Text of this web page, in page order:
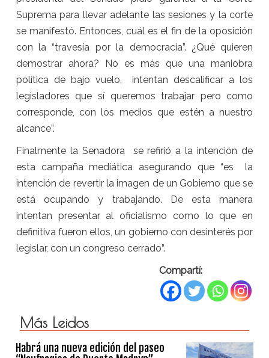
Suprema para llevar adelante las sesiones y la corte
se manifestó. Entonces, cuál es el fin de la oposición
con la “travesía por la democracia”. ¿Qué quieren
demostrar ahora? No es más que una maniobra
política de bajo vuelo, intentan descalificar a los
legisladores que sí queremos trabajar pero como
corresponde, con los medios que estén a nuestro
alcance”.
Finalmente la Senadora se refirió a la intención de
esta campaña mediática asegurando que “es la
intención de revertir la imagen de un Gobierno que se
está ocupando y trabajando. De esta manera
intentan presentar al oficialismo como lo que en
definitiva fueron ellos, un gobierno con desinterés por
legislar, con un congreso cerrado”.
Compartí:
Más Leidos
Habrá una nueva edición del paseo